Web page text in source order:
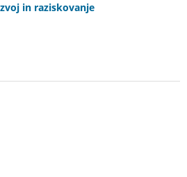
in raziskovanje